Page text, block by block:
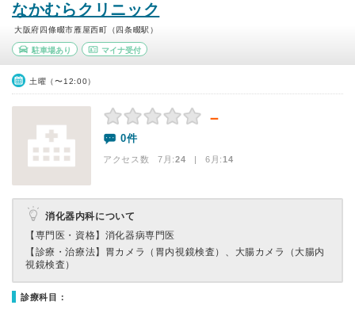
なかむらクリニック
大阪府四條畷市雁屋西町（四条畷駅）
駐車場あり マイナ受付
土曜（〜12:00）
－
0件
アクセス数 7月:24 | 6月:14
消化器内科について
【専門医・資格】 消化器病専門医
【診療・治療法】 胃カメラ（胃内視鏡検査）、大腸カメラ（大腸内
視鏡検査）
診療科目：